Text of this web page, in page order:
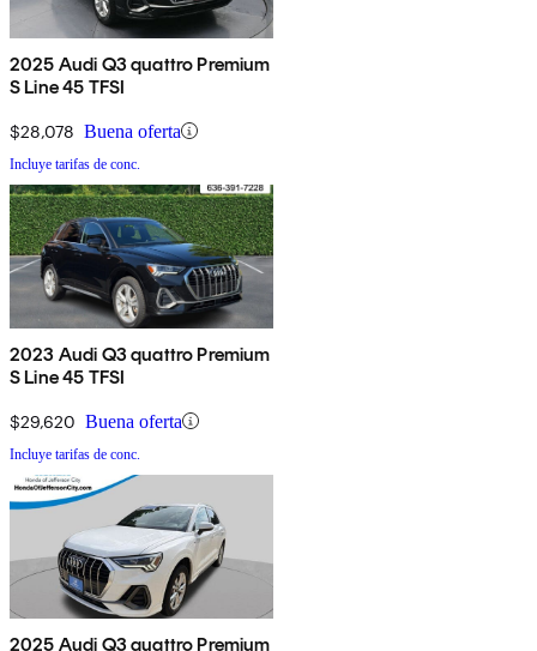
2025 Audi Q3 quattro Premium
S Line 45 TFSI
$28,078 Buena oferta
Incluye tarifas de conc.
2023 Audi Q3 quattro Premium
S Line 45 TFSI
$29,620 Buena oferta
Incluye tarifas de conc.
2025 Audi Q3 quattro Premium